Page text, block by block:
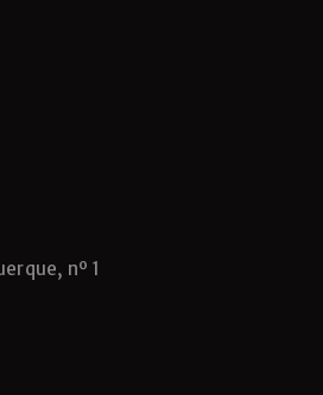
nº 1